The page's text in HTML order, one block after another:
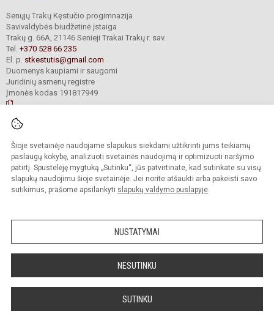
Šioje svetainėje naudojame slapukus siekdami užtikrinti jums teikiamų
paslaugų kokybę, analizuoti svetainės naudojimą ir optimizuoti naršymo
patirtį. Spustelėję mygtuką „Sutinku“, jūs patvirtinate, kad sutinkate su visų
slapukų naudojimu šioje svetainėje. Jei norite atšaukti arba pakeisti savo
sutikimus, prašome apsilankyti slapukų valdymo puslapyje.
NUSTATYMAI
NESUTINKU
SUTINKU
Senųjų Trakų Kęstučio progimnazija
Savivaldybės biudžetinė įstaiga
Trakų g. 66A, 21146 Senieji Trakai Trakų r. sav.
Tel. +370 528 66 235
El. p. stkestutis@gmail.com
Duomenys kaupiami ir saugomi
Juridinių asmenų registre
Įmonės kodas 191817949
Kopijuoti turinį be raštiško mokyklos administracijos sutikimo griežtai
draudžiama.
Prieinamumo paraiška Slapukų valdymas
Sumanus būdas atnaujinti